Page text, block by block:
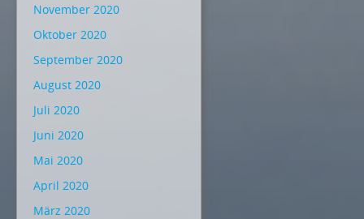
November 2020
Oktober 2020
September 2020
August 2020
Juli 2020
Juni 2020
Mai 2020
April 2020
März 2020